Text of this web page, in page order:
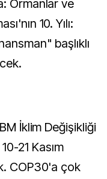
Ormanlar ve
10. Yılı:
başlıklı
İklim Değişikliği
21 Kasım
COP30'a çok